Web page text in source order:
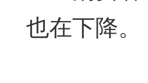
也在下降。